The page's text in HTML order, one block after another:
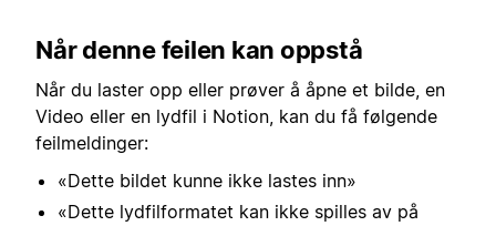
Når denne feilen kan oppstå
Når du laster opp eller prøver å åpne et bilde, en
Video eller en lydfil i Notion, kan du få følgende
feilmeldinger:
«Dette bildet kunne ikke lastes inn»
«Dette lydfilformatet kan ikke spilles av på